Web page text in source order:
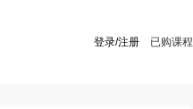
登录/注册 已购课程